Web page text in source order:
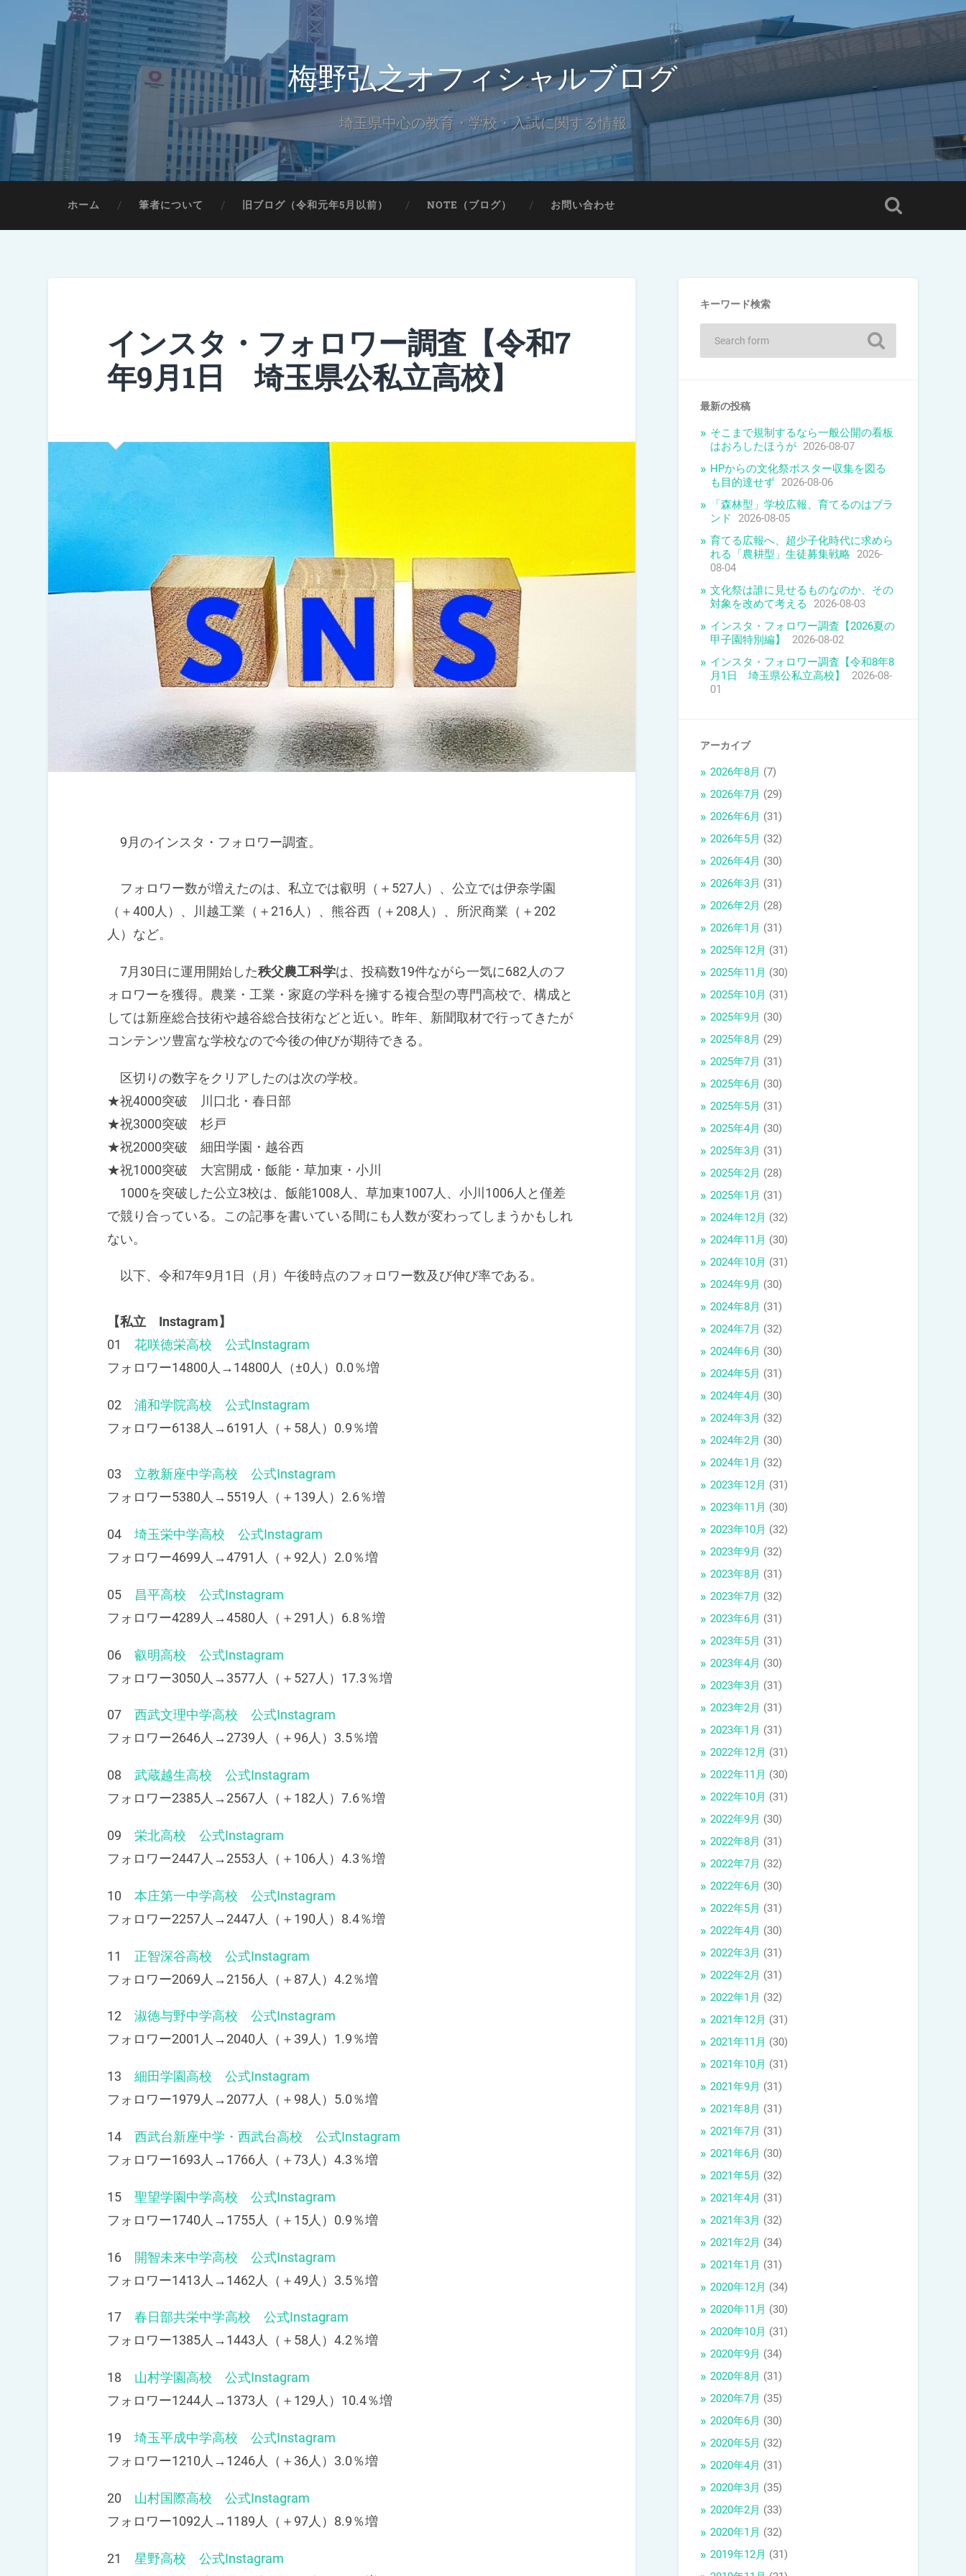
梅野弘之オフィシャルブログ
埼玉県中心の教育・学校・入試に関する情報
ホーム 筆者について 旧ブログ（令和元年5月以前） NOTE（ブログ） お問い合わせ
インスタ・フォロワー調査【令和7
年9月1日 埼玉県公私立高校】
9月のインスタ・フォロワー調査。
フォロワー数が増えたのは、私立では叡明（＋527人）、公立では伊奈学園
（＋400人）、川越工業（＋216人）、熊谷西（＋208人）、所沢商業（＋202
人）など。
7月30日に運用開始した秩父農工科学は、投稿数19件ながら一気に682人のフ
ォロワーを獲得。農業・工業・家庭の学科を擁する複合型の専門高校で、構成と
しては新座総合技術や越谷総合技術などと近い。昨年、新聞取材で行ってきたが
コンテンツ豊富な学校なので今後の伸びが期待できる。
区切りの数字をクリアしたのは次の学校。
★祝4000突破 川口北・春日部
★祝3000突破 杉戸
★祝2000突破 細田学園・越谷西
★祝1000突破 大宮開成・飯能・草加東・小川
1000を突破した公立3校は、飯能1008人、草加東1007人、小川1006人と僅差
で競り合っている。この記事を書いている間にも人数が変わってしまうかもしれ
ない。
以下、令和7年9月1日（月）午後時点のフォロワー数及び伸び率である。
【私立 Instagram】
01 花咲徳栄高校 公式Instagram
フォロワー14800人→14800人（±0人）0.0％増
02 浦和学院高校 公式Instagram
フォロワー6138人→6191人（＋58人）0.9％増
03 立教新座中学高校 公式Instagram
フォロワー5380人→5519人（＋139人）2.6％増
04 埼玉栄中学高校 公式Instagram
フォロワー4699人→4791人（＋92人）2.0％増
05
昌平高校 公式Instagram
フォロワー4289人→4580人（＋291人）6.8％増
06 叡明高校 公式Instagram
フォロワー3050人→3577人（＋527人）17.3％増
07 西武文理中学高校 公式Instagram
フォロワー2646人→2739人（＋96人）3.5％増
08 武蔵越生高校 公式Instagram
フォロワー2385人→2567人（＋182人）7.6％増
09 栄北高校 公式Instagram
フォロワー2447人→2553人（＋106人）4.3％増
10 本庄第一中学高校 公式Instagram
フォロワー2257人→2447人（＋190人）8.4％増
11 正智深谷高校 公式Instagram
フォロワー2069人→2156人（＋87人）4.2％増
12 淑徳与野中学高校 公式Instagram
フォロワー2001人→2040人（＋39人）1.9％増
13 細田学園高校 公式Instagram
フォロワー1979人→2077人（＋98人）5.0％増
14 西武台新座中学・西武台高校 公式Instagram
フォロワー1693人→1766人（＋73人）4.3％増
15 聖望学園中学高校 公式Instagram
フォロワー1740人→1755人（＋15人）0.9％増
16 開智未来中学高校 公式Instagram
フォロワー1413人→1462人（＋49人）3.5％増
17 春日部共栄中学高校 公式Instagram
フォロワー1385人→1443人（＋58人）4.2％増
18 山村学園高校 公式Instagram
フォロワー1244人→1373人（＋129人）10.4％増
19 埼玉平成中学高校 公式Instagram
フォロワー1210人→1246人（＋36人）3.0％増
20 山村国際高校 公式Instagram
フォロワー1092人→1189人（＋97人）8.9％増
21 星野高校 公式Instagram
キーワード検索
最新の投稿
そこまで規制するなら一般公開の看板
はおろしたほうが 2026-08-07
HPからの文化祭ポスター収集を図る
も目的達せず 2026-08-06
「森林型」学校広報、育てるのはブラ
ンド
2026-08-05
育てる広報へ、超少子化時代に求めら
れる「農耕型」生徒募集戦略 2026-
08-04
文化祭は誰に見せるものなのか、その
対象を改めて考える
2026-08-03
インスタ・フォロワー調査【2026夏の
甲子園特別編】
2026-08-02
インスタ・フォロワー調査【令和8年8
月1日 埼玉県公私立高校】
2026-08-
01
アーカイブ
2026年8月 (7)
2026年7月 (29)
2026年6月 (31)
2026年5月 (32)
2026年4月 (30)
2026年3月 (31)
2026年2月 (28)
2026年1月 (31)
2025年12月 (31)
2025年11月 (30)
2025年10月 (31)
2025年9月 (30)
2025年8月 (29)
2025年7月 (31)
2025年6月 (30)
2025年5月 (31)
2025年4月 (30)
2025年3月 (31)
2025年2月 (28)
2025年1月 (31)
2024年12月 (32)
2024年11月 (30)
2024年10月 (31)
2024年9月 (30)
2024年8月 (31)
2024年7月 (32)
2024年6月 (30)
2024年5月 (31)
2024年4月 (30)
2024年3月 (32)
2024年2月 (30)
2024年1月 (32)
2023年12月 (31)
2023年11月 (30)
2023年10月 (32)
2023年9月 (32)
2023年8月 (31)
2023年7月 (32)
2023年6月 (31)
2023年5月 (31)
2023年4月 (30)
2023年3月 (31)
2023年2月 (31)
2023年1月 (31)
2022年12月 (31)
2022年11月 (30)
2022年10月 (31)
2022年9月 (30)
2022年8月 (31)
2022年7月 (32)
2022年6月 (30)
2022年5月 (31)
2022年4月 (30)
2022年3月 (31)
2022年2月 (31)
2022年1月 (32)
2021年12月 (31)
2021年11月 (30)
2021年10月 (31)
2021年9月 (31)
2021年8月 (31)
2021年7月 (31)
2021年6月 (30)
2021年5月 (32)
2021年4月 (31)
2021年3月 (32)
2021年2月 (34)
2021年1月 (31)
2020年12月 (34)
2020年11月 (30)
2020年10月 (31)
2020年9月 (34)
2020年8月 (31)
2020年7月 (35)
2020年6月 (30)
2020年5月 (32)
2020年4月 (31)
2020年3月 (35)
2020年2月 (33)
2020年1月 (32)
2019年12月 (31)